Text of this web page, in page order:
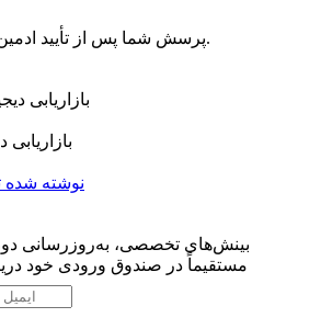
پرسش شما پس از تأیید ادمین نمایش داده خواهد شد.
بازاریابی
نوشته
بینش‌های تخصصی، به‌روزرسانی
مستقیماً در صندوق ورودی خود